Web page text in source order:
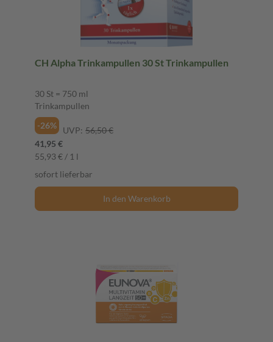
CH Alpha Trinkampullen 30 St Trinkampullen
30 St = 750 ml
Trinkampullen
-26%
UVP: 56,50 €
41,95 €
55,93 € / 1 l
sofort lieferbar
In den Warenkorb